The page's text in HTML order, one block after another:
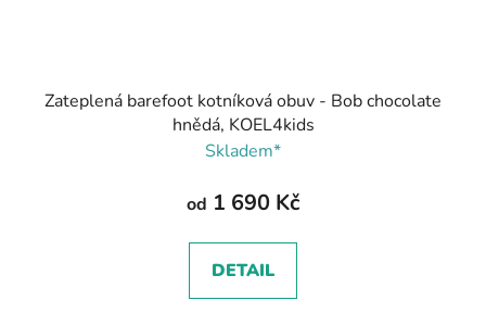
Zateplená barefoot kotníková obuv - Bob chocolate
hnědá, KOEL4kids
Skladem*
od 1 690 Kč
DETAIL